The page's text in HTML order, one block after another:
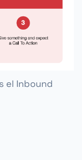
el Inbound